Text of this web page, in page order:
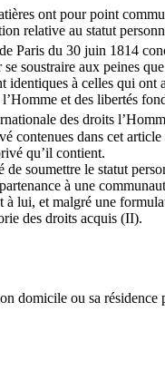
ont pour point
relative au statut
Paris du 30 juin 1814
soustraire aux peines
à celles qui
et des libertés
des droits
dans cet
qu’il contient.
soumettre le statut
à une
lui, et malgré une
des droits acquis (II).
domicile ou sa